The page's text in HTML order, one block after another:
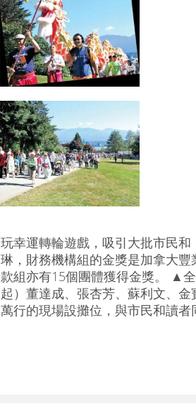
玩幸運轉輪遊戲，吸引大批市民
琳，財務機構組的金獎是加拿大
款組亦有15個團體獲得金獎。 ▲
起）董達成、張杏芳、蘇利文、
萬行的現場設攤位，與市民和讀者